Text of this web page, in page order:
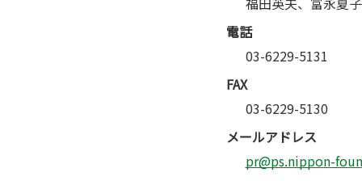
電話
03-6229-5131
FAX
03-6229-5130
メールアドレス
pr@ps.nippon-